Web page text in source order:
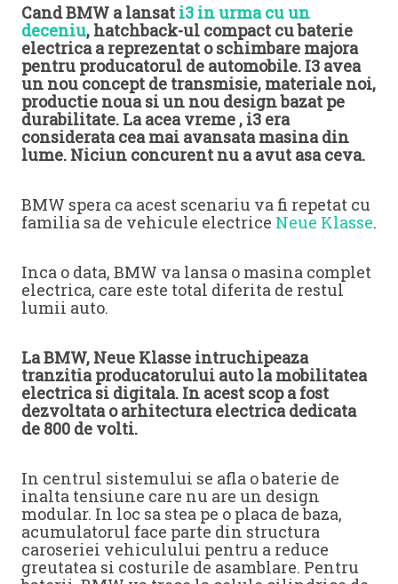
Cand BMW a lansat i3 in urma cu un
deceniu, hatchback-ul compact cu baterie
electrica a reprezentat o schimbare majora
pentru producatorul de automobile. I3 avea
un nou concept de transmisie, materiale noi,
productie noua si un nou design bazat pe
durabilitate. La acea vreme , i3 era
considerata cea mai avansata masina din
lume. Niciun concurent nu a avut asa ceva.
BMW spera ca acest scenariu va fi repetat cu
familia sa de vehicule electrice Neue Klasse.
Inca o data, BMW va lansa o masina complet
electrica, care este total diferita de restul
lumii auto.
La BMW, Neue Klasse intruchipeaza
tranzitia producatorului auto la mobilitatea
electrica si digitala. In acest scop a fost
dezvoltata o arhitectura electrica dedicata
de 800 de volti.
In centrul sistemului se afla o baterie de
inalta tensiune care nu are un design
modular. In loc sa stea pe o placa de baza,
acumulatorul face parte din structura
caroseriei vehiculului pentru a reduce
greutatea si costurile de asamblare. Pentru